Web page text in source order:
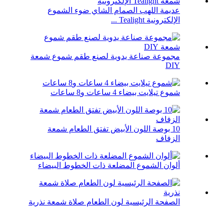
عديمة اللهب الصمام الشاي ضوء الشموع
الإلكترونية Tealight ...
مجموعة صناعة يدوية لصنع طقم شموع شمعة
DIY
شموع تيلايت بيضاء 4 ساعات و8 ساعات
10 بوصة اللون الأبيض تفتق الطعام شمعة
الزفاف
ألوان الشموع المضلعة ذات الخطوط البيضاء
الصفحة الرئيسية لون الطعام صلاة شمعة نذرية